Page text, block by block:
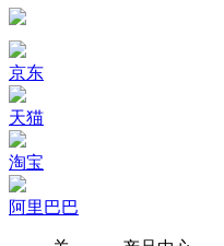
京东
天猫
淘宝
阿里巴巴